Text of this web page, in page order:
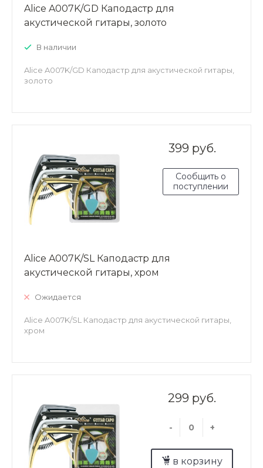
Alice A007K/GD Каподастр для
акустической гитары, золото
В наличии
Alice A007K/GD Каподастр для акустической гитары,
золото
399 руб.
Сообщить о
поступлении
Alice A007K/SL Каподастр для
акустической гитары, хром
Ожидается
Alice A007K/SL Каподастр для акустической гитары,
хром
299 руб.
- +
в корзину